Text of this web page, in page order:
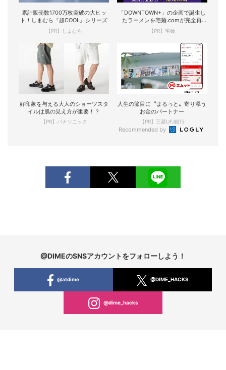
累計販売数1700万枚突破の大ヒッ
ト！しまむら『超COOL』シリーズ
【PR】しまむら
「DOWNTOWN+」の企画で誕生し
たラーメンを宅麺.comが完全再
現！
【PR】宅麺
好印象を与える大人のショーツスタ
イルは肌の見え方が重要！？
【PR】パナソニック
人生の節目に〝まるっと〟寄り添う
お金のパートナー
【PR】三菱UFJ銀行
Recommended by
@DIMEのSNSアカウントをフォローしよう！
@atdime @DIME_HACKS
@dime_hacks